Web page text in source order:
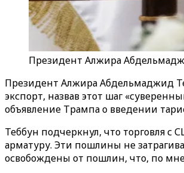
Президент Алжира
Президент Алжира Абдельмаджид
экспорт, назвав этот шаг
объявление Трампа о введении
Теббун подчеркнул, что торговля
арматуру. Эти пошлины не
освобождены от пошлин, что, по